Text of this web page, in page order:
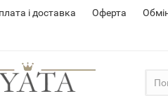
і доставка Оферта